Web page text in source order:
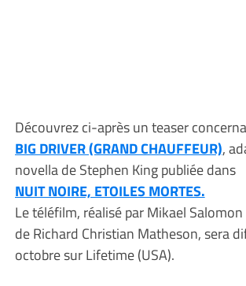
Découvrez ci-après un teaser
BIG DRIVER (GRAND CHAUFFEUR),
novella de Stephen King publiée dans
NUIT NOIRE, ETOILES MORTES.
Le téléfilm, réalisé par Mikael
de Richard Christian Matheson, sera
octobre sur Lifetime (USA).